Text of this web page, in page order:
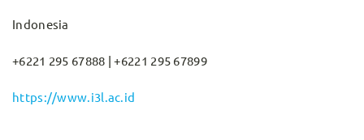
Indonesia
+6221 295 67888 | +6221 295 67899
https://www.i3l.ac.id